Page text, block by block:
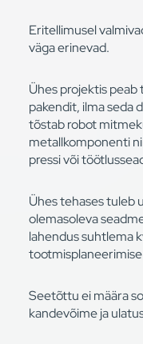
Eritellimusel
väga erinevad.
Ühes projektis
pakendit, ilma seda
tõstab robot
metallkomponenti
pressi või
Ühes tehases tuleb
olemasoleva
lahendus suhtlema
Seetõttu ei määra
kandevõime ja